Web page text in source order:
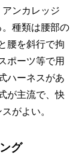
ンカレッジ
。種類は腰部の
腰を斜行で拘
ポーツ等で用
ハーネスがあ
が主流で、快
がよい。
グ